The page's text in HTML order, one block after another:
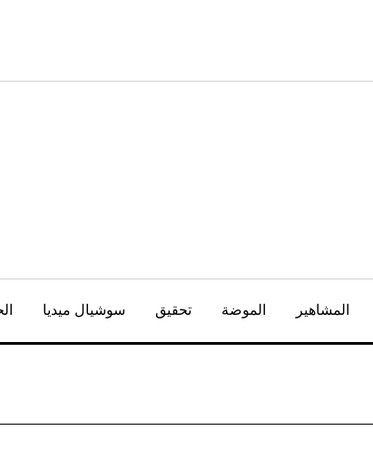
المشاهير الموضة تحقيق سوشيال ميديا